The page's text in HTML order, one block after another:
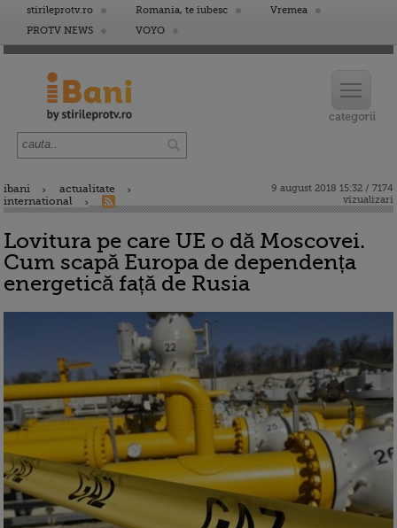
stirileprotv.ro Romania, te iubesc
Vremea
PROTV NEWS
VOYO
ibani
actualitate
international
9 august 2018 15:32 / 7174
vizualizari
Lovitura pe care UE o dă Moscovei.
Cum scapă Europa de dependența
energetică față de Rusia